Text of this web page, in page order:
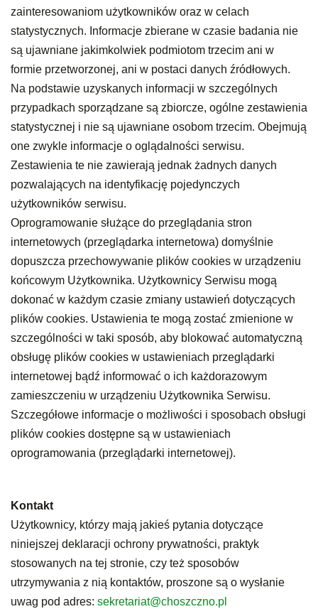
zainteresowaniom użytkowników oraz w celach
statystycznych. Informacje zbierane w czasie badania nie
są ujawniane jakimkolwiek podmiotom trzecim ani w
formie przetworzonej, ani w postaci danych źródłowych.
Na podstawie uzyskanych informacji w szczególnych
przypadkach sporządzane są zbiorcze, ogólne zestawienia
statystycznej i nie są ujawniane osobom trzecim. Obejmują
one zwykle informacje o oglądalności serwisu.
Zestawienia te nie zawierają jednak żadnych danych
pozwalających na identyfikację pojedynczych
użytkowników serwisu.
Oprogramowanie służące do przeglądania stron
internetowych (przeglądarka internetowa) domyślnie
dopuszcza przechowywanie plików cookies w urządzeniu
końcowym Użytkownika. Użytkownicy Serwisu mogą
dokonać w każdym czasie zmiany ustawień dotyczących
plików cookies. Ustawienia te mogą zostać zmienione w
szczególności w taki sposób, aby blokować automatyczną
obsługę plików cookies w ustawieniach przeglądarki
internetowej bądź informować o ich każdorazowym
zamieszczeniu w urządzeniu Użytkownika Serwisu.
Szczegółowe informacje o możliwości i sposobach obsługi
plików cookies dostępne są w ustawieniach
oprogramowania (przeglądarki internetowej).
Kontakt
Użytkownicy, którzy mają jakieś pytania dotyczące
niniejszej deklaracji ochrony prywatności, praktyk
stosowanych na tej stronie, czy też sposobów
utrzymywania z nią kontaktów, proszone są o wysłanie
uwag pod adres: sekretariat@choszczno.pl